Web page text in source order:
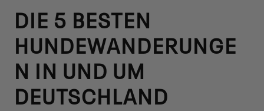
DIE 5 BESTEN
HUNDEWANDERUNGE
N IN UND UM
DEUTSCHLAND